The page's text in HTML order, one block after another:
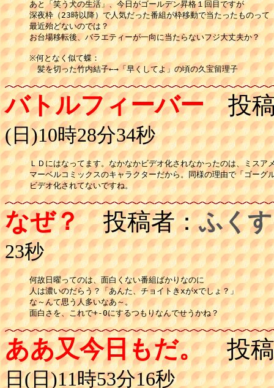
あと「笑う犬の生活」、今日がゴールデン昇格１回目ですが
深夜枠（23時以降）で人気だった番組が枠移動で当たったものって
最近殆どないのでは？
お台場移転後、バラエティーが一向に当たらないフジ大丈夫か？
※何となく似て蝶：
髪を切った竹内結子←→「早くしてよ」の頃の久宝留理子
バトルフィーバー投稿
(日)10時28分34秒
ＬＤにはなってます。なかなかビデオ化されなかったのは、ミスア
マーベルコミックスのキャラクターだから。同様の理由で「ゴーグ
ビデオ化されてないですね。
なぜ？投稿者：ふく
23秒
何故日曜ってのは、面白くない番組ばかりなのに
人は濃いのだらう？「あんた、チョイトきxがxでしょ？」
な～んて思う人多いなあ～。
面白さを、これで+-0にするつもりなんでせうかね？
ああ又今日もだ。投稿
日(日)11時53分16秒